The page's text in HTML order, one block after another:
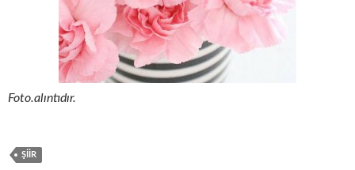
Foto.alıntıdır.
ŞIIR